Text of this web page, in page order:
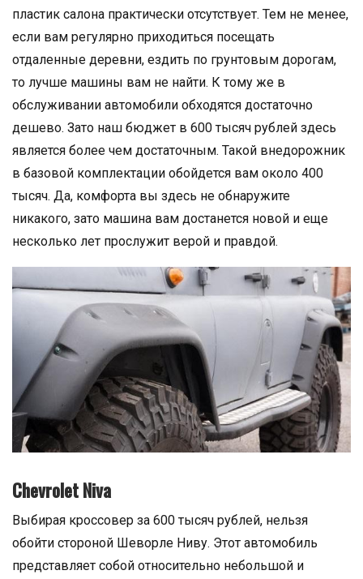
пластик салона практически отсутствует. Тем не менее,
если вам регулярно приходиться посещать
отдаленные деревни, ездить по грунтовым дорогам,
то лучше машины вам не найти. К тому же в
обслуживании автомобили обходятся достаточно
дешево. Зато наш бюджет в 600 тысяч рублей здесь
является более чем достаточным. Такой внедорожник
в базовой комплектации обойдется вам около 400
тысяч. Да, комфорта вы здесь не обнаружите
никакого, зато машина вам достанется новой и еще
несколько лет прослужит верой и правдой.
Chevrolet Niva
Выбирая кроссовер за 600 тысяч рублей, нельзя
обойти стороной Шеворле Ниву. Этот автомобиль
представляет собой относительно небольшой и